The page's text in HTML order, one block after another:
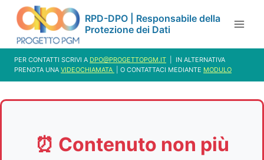
Salta
contenuto
RPD-DPO | Responsabile della
Protezione dei Dati
PER CONTATTI SCRIVI A DPO@PROGETTOPGM.IT | IN ALTERNATIVA
PRENOTA UNA VIDEOCHIAMATA | O CONTATTACI MEDIANTE MODULO
⏰ Contenuto non più